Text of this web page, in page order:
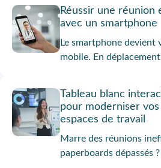
Réussir une réunion
avec un smartphone
Le smartphone devient
mobile. En
efficaces, où que vous
vers la solution la plus
Tableau blanc
pour moderniser
espaces de travail
Marre des réunions
paperboards dépassés